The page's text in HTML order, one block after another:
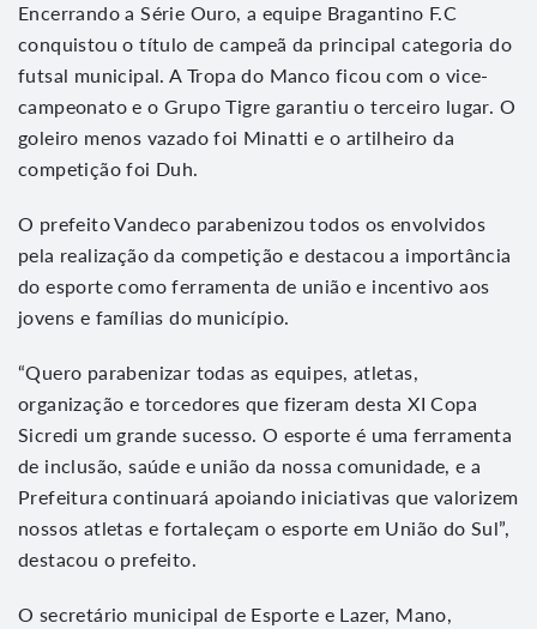
Encerrando a Série Ouro, a equipe Bragantino F.C
conquistou o título de campeã da principal categoria do
futsal municipal. A Tropa do Manco ficou com o vice-
campeonato e o Grupo Tigre garantiu o terceiro lugar. O
goleiro menos vazado foi Minatti e o artilheiro da
competição foi Duh.
O prefeito Vandeco parabenizou todos os envolvidos
pela realização da competição e destacou a importância
do esporte como ferramenta de união e incentivo aos
jovens e famílias do município.
“Quero parabenizar todas as equipes, atletas,
organização e torcedores que fizeram desta XI Copa
Sicredi um grande sucesso. O esporte é uma ferramenta
de inclusão, saúde e união da nossa comunidade, e a
Prefeitura continuará apoiando iniciativas que valorizem
nossos atletas e fortaleçam o esporte em União do Sul”,
destacou o prefeito.
O secretário municipal de Esporte e Lazer, Mano,